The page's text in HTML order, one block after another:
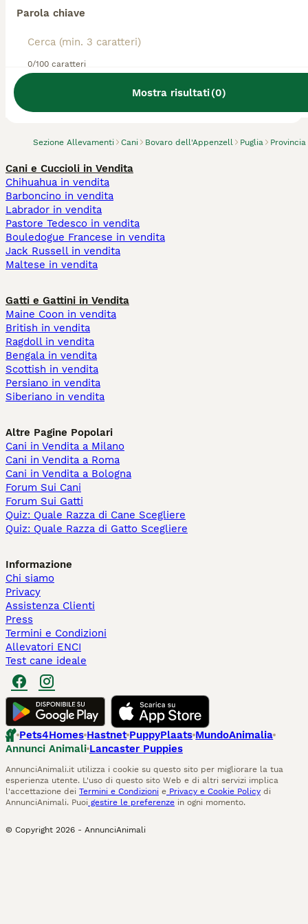
Parola chiave
0/100 caratteri
Mostra risultati(0)
Sezione Allevamenti Cani Bovaro dell'Appenzell Puglia
Abbiamo trovato 0 Allevamento di Bovaro
dell'Appenzell, Laterza.
Cani e Cuccioli in Vendita
Chihuahua in vendita
Barboncino in vendita
Labrador in vendita
Pastore Tedesco in vendita
Bouledogue Francese in vendita
Jack Russell in vendita
Maltese in vendita
Gatti e Gattini in Vendita
Maine Coon in vendita
British in vendita
Ragdoll in vendita
Bengala in vendita
Scottish in vendita
Persiano in vendita
Siberiano in vendita
Altre Pagine Popolari
Cani in Vendita a Milano
Cani in Vendita a Roma
Cani in Vendita a Bologna
Forum Sui Cani
Forum Sui Gatti
Quiz: Quale Razza di Cane Scegliere
Quiz: Quale Razza di Gatto Scegliere
Informazione
Chi siamo
Privacy
Assistenza Clienti
Press
Termini e Condizioni
Allevatori ENCI
Test cane ideale
Pets4Homes Hastnet PuppyPlaats MundoAnimalia
Annunci Animali Lancaster Puppies
AnnunciAnimali.it utilizza i cookie su questo sito per migliorare la tua
esperienza utente. L'uso di questo sito Web e di altri servizi implica
l'accettazione dei Termini e Condizioni e Privacy e Cookie Policy di
AnnunciAnimali. Puoi gestire le preferenze in ogni momento.
© Copyright 2026 - AnnunciAnimali